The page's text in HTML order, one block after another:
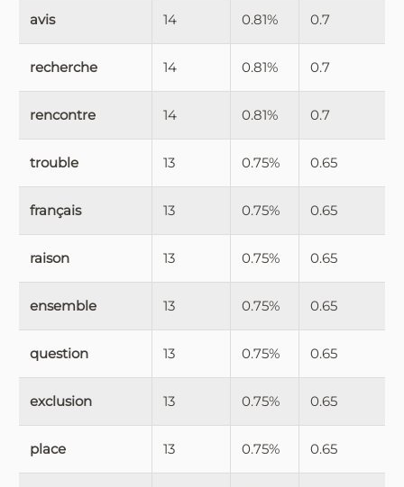
avis 14 0.81% 0.7
recherche 14 0.81% 0.7
rencontre 14 0.81% 0.7
trouble 13 0.75% 0.65
français 13 0.75% 0.65
raison 13 0.75% 0.65
ensemble 13 0.75% 0.65
question 13 0.75% 0.65
exclusion 13 0.75% 0.65
place 13 0.75% 0.65